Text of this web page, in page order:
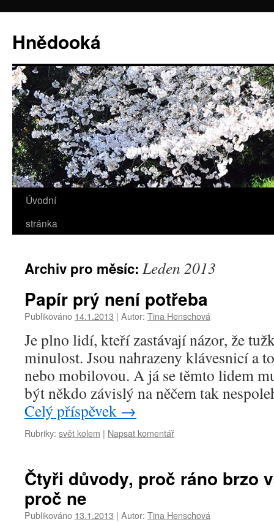
Hnědooká
Přejít
webu
Úvodní
stránka
Archiv pro měsíc: Leden 2013
Papír prý není potřeba
Publikováno 14.1.2013 | Autor: Tina Henschová
Je plno lidí, kteří zastávají názor, že
minulost. Jsou nahrazeny klávesnicí a
nebo mobilovou. A já se těmto lidem
být někdo závislý na něčem tak
Celý příspěvek →
Rubriky: svět kolem | Napsat komentář
Čtyři důvody, proč ráno brzo
proč ne
Publikováno 13.1.2013 | Autor: Tina Henschová